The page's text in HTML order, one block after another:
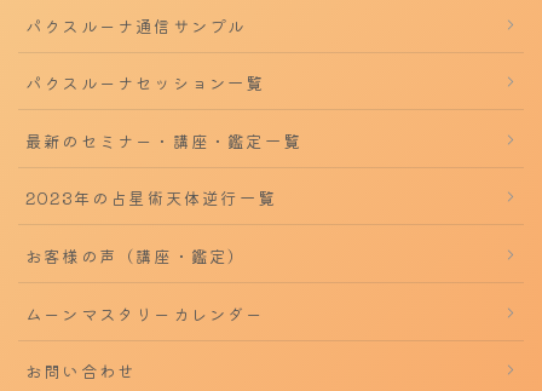
パクスルーナ通信サンプル
パクスルーナセッション一覧
最新のセミナー・講座・鑑定一覧
2023年の占星術天体逆行一覧
お客様の声（講座・鑑定）
ムーンマスタリーカレンダー
お問い合わせ